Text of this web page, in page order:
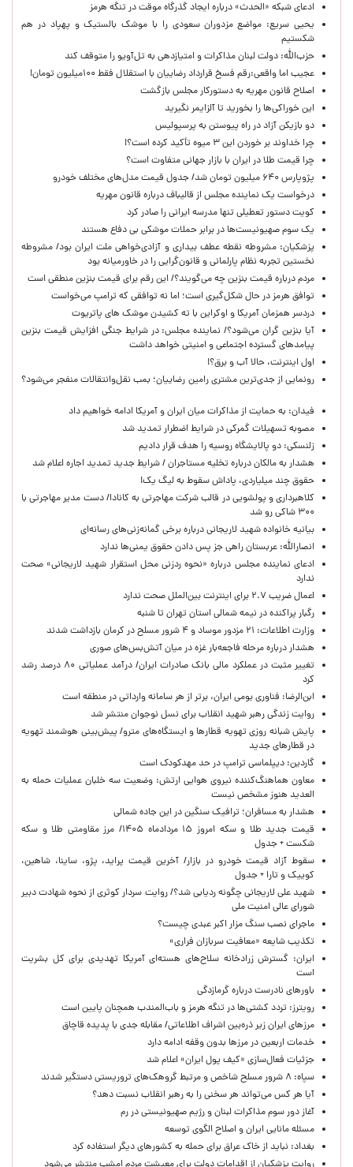
ادعای شبکه «الحدث» درباره ایجاد گذرگاه موقت در تنگه هرمز
یحیی سریع: مواضع مزدوران سعودی را با موشک بالستیک و پهپاد در هم
شکستیم
حزب‌الله: دولت لبنان مذاکرات و امتیازدهی به تل‌آویو را متوقف کند
عجیب اما واقعی:رقم فسخ قرارداد رضاییان با استقلال فقط ۱۰۰میلیون تومان!
اصلاح قانون مهریه به دستورکار مجلس بازگشت
این خوراکی‌ها را بخورید تا آلزایمر نگیرید
دو بازیکن آزاد در راه پیوستن به پرسپولیس
چرا خداوند بر خوردن این ۳ میوه تأکید کرده است؟!
چرا قیمت طلا در ایران با بازار جهانی متفاوت است؟
پژوپارس ۶۴۰ میلیون تومان شد/ جدول قیمت مدل‌های مختلف خودرو
درخواست یک نماینده مجلس از قالیباف درباره قانون مهریه
کویت دستور تعطیلی تنها مدرسه ایرانی را صادر کرد
یک‌ سوم صهیونیست‌ها در برابر حملات موشکی بی دفاع هستند
پزشکیان: مشروطه نقطه عطف بیداری و آزادی‌خواهی ملت ایران بود/ مشروطه
نخستین تجربه نظام پارلمانی و قانون‌گرایی را در خاورمیانه بود
مردم درباره قیمت بنزین چه می‌گویند؟/ این رقم برای قیمت بنزین منطقی است
توافق هرمز در حال شکل‌گیری است؛ اما نه توافقی که ترامپ می‌خواست
دردسر همزمان آمریکا و اوکراین با ته کشیدن موشک های پاتریوت
آیا بنزین گران می‌شود؟/ نماینده مجلس: در شرایط جنگی افزایش قیمت بنزین
پیامدهای گسترده اجتماعی و امنیتی خواهد داشت
اول اینترنت، حالا آب و برق؟!
رونمایی از جدی‌ترین مشتری رامین رضاییان؛ بمب نقل‌وانتقالات منفجر می‌شود؟
فیدان: به حمایت از مذاکرات میان ایران و آمریکا ادامه خواهیم داد
مصوبه تسهیلات گمرکی در شرایط اضطرار تمدید شد
زلنسکی: دو پالایشگاه روسیه را هدف قرار دادیم
هشدار به مالکان درباره تخلیه مستاجران / شرایط جدید تمدید اجاره اعلام شد
حقوق چند میلیاردی، پاداش سقوط به لیگ یک!
کلاهبرداری و پولشویی در قالب شرکت مهاجرتی به کانادا/ دست مدیر مهاجرتی با
۳۰۰ شاکی رو شد
بیانیه خانواده شهید لاریجانی درباره برخی گمانه‌زنی‌های رسانه‌ای
انصارالله: عربستان راهی جز پس دادن حقوق یمنی‌ها ندارد
ادعای نماینده مجلس درباره «نحوه ردزنی محل استقرار شهید لاریجانی» صحت
ندارد
اعمال ضریب ۲.۷ برای اینترنت بین‌الملل صحت ندارد
رگبار پراکنده در نیمه شمالی استان تهران تا شنبه
وزارت اطلاعات: ۲۱ مزدور موساد و ۴ شرور مسلح در کرمان بازداشت شدند
هشدار درباره مرحله فاجعه‌بار غزه در میان آتش‌بس‌های صوری
تغییر مثبت در عملکرد مالی بانک صادرات ایران/ درآمد عملیاتی ۸۰ درصد رشد
کرد
ابن‌الرضا: فناوری بومی ایران، برتر از هر سامانه وارداتی در منطقه است
روایت زندگی رهبر شهید انقلاب برای نسل نوجوان منتشر شد
پایش شبانه روزی تهویه قطارها و ایستگاه‌های مترو/ پیش‌بینی هوشمند تهویه
در قطارهای جدید
گاردین: دیپلماسی ترامپ در حد مهدکودک است
معاون هماهنگ‌کننده نیروی هوایی ارتش: وضعیت سه خلبان عملیات حمله به
العدید هنوز مشخص نیست
هشدار به مسافران؛ ترافیک سنگین در این جاده شمالی
قیمت جدید طلا و سکه امروز ۱۵ مردادماه ۱۴۰۵/ مرز مقاومتی طلا و سکه
شکست + جدول
سقوط آزاد قیمت خودرو در بازار/ آخرین قیمت پراید، پژو، ساینا، شاهین،
کوییک و تارا + جدول
شهید علی لاریجانی چگونه ردیابی شد؟/ روایت سردار کوثری از نحوه شهادت دبیر
شورای عالی امنیت ملی
ماجرای نصب سنگ مزار اکبر عبدی چیست؟
تکذیب شایعه «معافیت سربازان فراری»
ایران: گسترش زرادخانه سلاح‌های هسته‌ای آمریکا تهدیدی برای کل بشریت
است
باورهای نادرست درباره گرمازدگی
رویترز: تردد کشتی‌ها در تنگه هرمز و باب‌المندب همچنان پایین است
مرزهای ایران زیر ذره‌بین اشراف اطلاعاتی/ مقابله جدی با پدیده قاچاق
خدمات اربعین در مرزها بدون وقفه ادامه دارد
جزئیات فعال‌سازی «کیف پول ایران» اعلام شد
سپاه: ۸ شرور مسلح شاخص و مرتبط گروهک‌های تروریستی دستگیر شدند
آیا هر کس می‌تواند هر سخنی را به رهبر انقلاب نسبت دهد؟
آغاز دور سوم مذاکرات لبنان و رژیم صهیونیستی در رم
مسئله مانایی ایران و اصلاح الگوی توسعه
بغداد: نباید از خاک عراق برای حمله به کشورهای دیگر استفاده کرد